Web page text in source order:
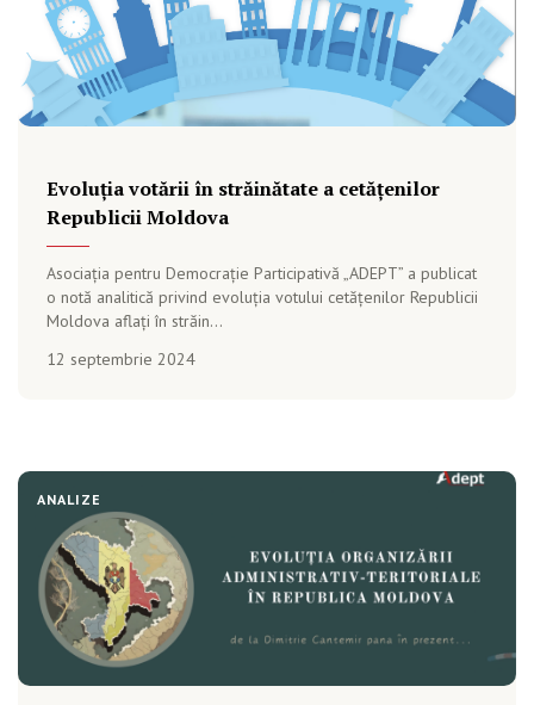
Evoluția votării în străinătate a cetățenilor
Republicii Moldova
Asociația pentru Democrație Participativă „ADEPT” a publicat
o notă analitică privind evoluția votului cetățenilor Republicii
Moldova aflați în străin...
12 septembrie 2024
ANALIZE